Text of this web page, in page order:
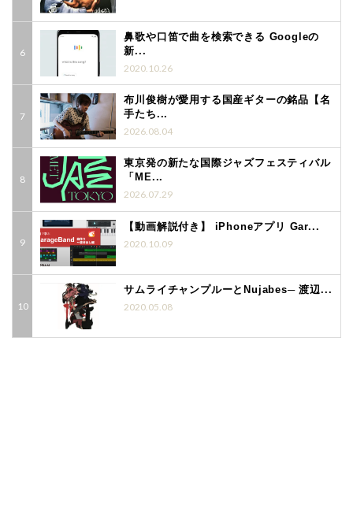
鼻歌や口笛で曲を検索できる Googleの
新...
2020.10.26
布川俊樹が愛用する国産ギターの銘品【名
手たち...
2026.08.04
東京発の新たな国際ジャズフェスティバル
「ME...
2026.07.29
【動画解説付き】 iPhoneアプリ Gar...
2020.10.09
サムライチャンプルーとNujabes─ 渡辺...
2020.05.08